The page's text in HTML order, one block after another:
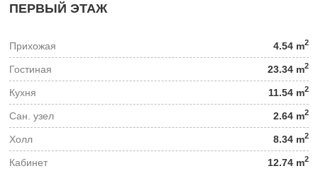
ПЕРВЫЙ ЭТАЖ
Прихожая 4.54 m2
Гостиная 23.34 m2
Кухня 11.54 m2
Сан. узел 2.64 m2
Холл 8.34 m2
Кабинет 12.74 m2